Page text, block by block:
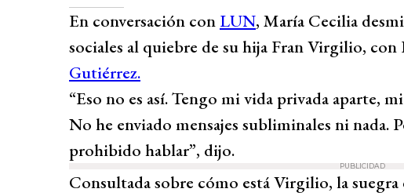
En conversación con LUN, María Cecilia
sociales al quiebre de su hija Fran Virgilio, con
Gutiérrez.
“Eso no es así. Tengo mi vida privada aparte,
No he enviado mensajes subliminales ni nada.
prohibido hablar”, dijo.
PUBLICIDAD
Consultada sobre cómo está Virgilio, la